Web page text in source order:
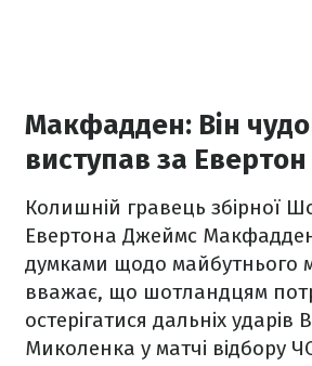
Макфадден: Він
виступав за Евертон
Колишній гравець збірної
Евертона Джеймс
думками щодо майбутнього
вважає, що шотландцям
остерігатися дальніх ударів
Миколенка у матчі відбору